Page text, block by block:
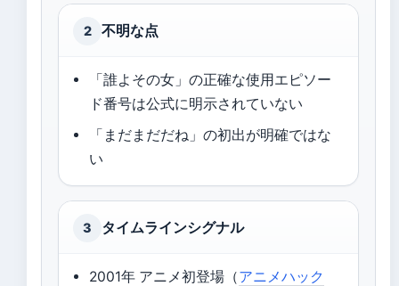
2 不明な点
「誰よその女」の正確な使用エピソー
ド番号は公式に明示されていない
「まだまだだね」の初出が明確ではな
い
3 タイムラインシグナル
2001年 アニメ初登場（アニメハック